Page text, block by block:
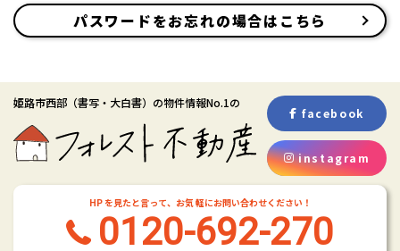
パスワードをお忘れの場合はこちら
姫路市西部 （書写・大白書） の物件情報No.1の
facebook
instagram
HP を見たと言って、お気 軽にお問い合わせください！
0120-692-270